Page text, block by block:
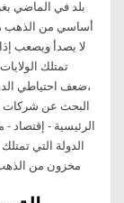
بلد في الماضي
أساسي من الذهب
لا يصدأ ويصعب
البحث عن شركات
الدولة التي
مخزون من الذهب؟ 2019/10/07 الساعة 08:54 مساءً